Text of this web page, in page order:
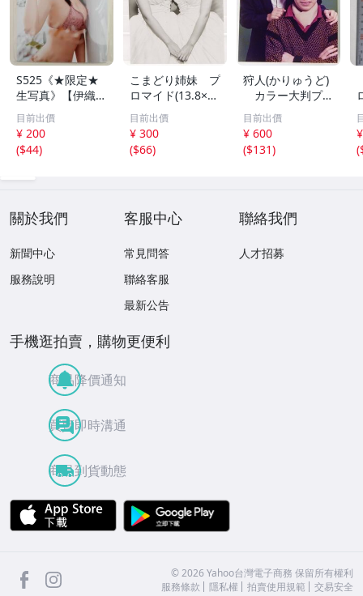
S525《★限定★
生写真》【伊織も
え】ビッグコミッ
クスピリッツ 202
6年8月3日号 ★セ
ブンネット限定特
目前出價
¥ 200
($44)
こまどり姉妹 プ
ロマイド(13.8×8.
5cm) 1枚●bn.4
6
目前出價
¥ 300
($66)
狩人(かりゅうど)
カラー大判プロ
マイド(18×13cm)
1枚●bn.48
目前出價
¥ 600
($131)
(
關於我們
新聞中心
服務說明
客服中心
常見問答
聯絡客服
最新公告
聯絡我們
人才招募
手機逛拍賣，購物更便利
商品降價通知
買賣即時溝通
商品到貨動態
APP Store
facebook ©2026 Yahoo台灣電子商務 保留所有權利
服務條款
隱私權 拍賣使用規範 交易安全